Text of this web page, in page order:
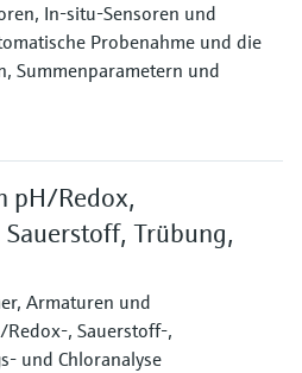
In-situ-Sensoren und
Probenahme und die
Summenparametern und
pH/Redox,
Trübung,
Armaturen und
, Sauerstoff-,
und Chloranalyse